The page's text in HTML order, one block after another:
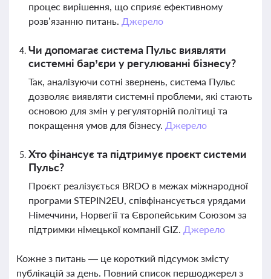
процес вирішення, що сприяє ефективному
розв’язанню питань. Джерело
Чи допомагає система Пульс виявляти
системні бар’єри у регулюванні бізнесу?
Так, аналізуючи сотні звернень, система Пульс
дозволяє виявляти системні проблеми, які стають
основою для змін у регуляторній політиці та
покращення умов для бізнесу. Джерело
Хто фінансує та підтримує проєкт системи
Пульс?
Проєкт реалізується BRDO в межах міжнародної
програми STEPIN2EU, співфінансується урядами
Німеччини, Норвегії та Європейським Союзом за
підтримки німецької компанії GIZ. Джерело
Кожне з питань — це короткий підсумок змісту
публікацій за день. Повний список першоджерел з